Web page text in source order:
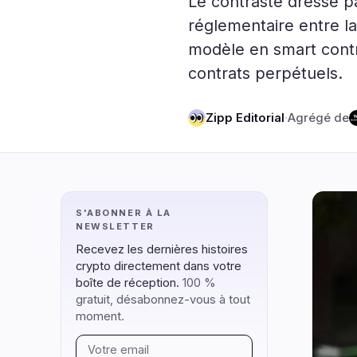
0
0
2
Mises à
IA
naviguer
réglementaire entre
modèle en smart
contrats perpétuels.
Zipp Editorial·Agrégé de
S'ABONNER À LA
NEWSLETTER
Recevez les dernières histoires
crypto directement dans votre
boîte de réception. 100 %
gratuit, désabonnez-vous à tout
moment.